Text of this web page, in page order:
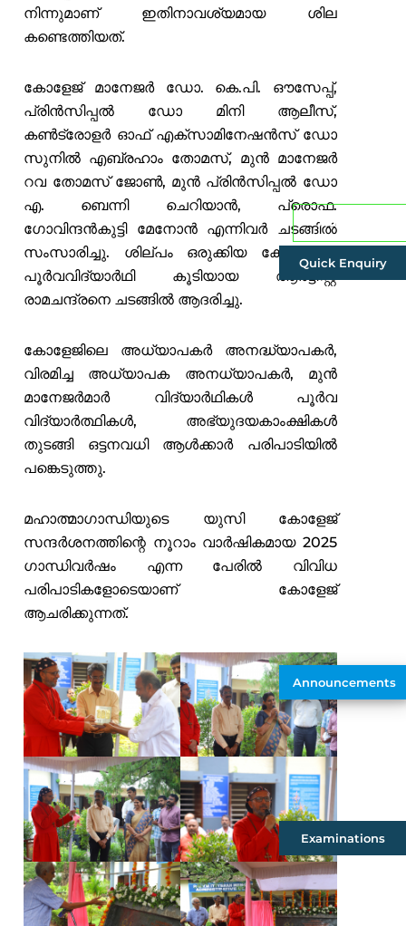
Admissions
Quick Enquiry
Announcements
Examinations
നിന്നുമാണ് ഇതിനാവശ്യമായ ശില
കണ്ടെത്തിയത്.
കോളേജ് മാനേജർ ഡോ. കെ.പി. ഔസേപ്പ്,
പ്രിൻസിപ്പൽ ഡോ മിനി ആലീസ്,
കൺട്രോളർ ഓഫ് എക്സാമിനേഷൻസ് ഡോ
സുനിൽ എബ്രഹാം തോമസ്, മുൻ മാനേജർ
റവ തോമസ് ജോൺ, മുൻ പ്രിൻസിപ്പൽ ഡോ
എ. ബെന്നി ചെറിയാൻ, പ്രൊഫ.
ഗോവിന്ദൻകുട്ടി മേനോൻ എന്നിവർ ചടങ്ങിൽ
സംസാരിച്ചു. ശില്പം ഒരുക്കിയ കോളജിലെ
പൂർവവിദ്യാർഥി കൂടിയായ ആർട്ടിസ്റ്റ്
രാമചന്ദ്രനെ ചടങ്ങിൽ ആദരിച്ചു.
കോളേജിലെ അധ്യാപകർ അനദ്ധ്യാപകർ,
വിരമിച്ച അധ്യാപക അനധ്യാപകർ, മുൻ
മാനേജർമാർ വിദ്യാർഥികൾ പൂർവ
വിദ്യാർത്ഥികൾ, അഭ്യുദയകാംക്ഷികൾ
തുടങ്ങി ഒട്ടനവധി ആൾക്കാർ പരിപാടിയിൽ
പങ്കെടുത്തു.
മഹാത്മാഗാന്ധിയുടെ യുസി കോളേജ്
സന്ദർശനത്തിന്റെ നൂറാം വാർഷികമായ 2025
ഗാന്ധിവർഷം എന്ന പേരിൽ വിവിധ
പരിപാടികളോടെയാണ് കോളേജ്
ആചരിക്കുന്നത്.